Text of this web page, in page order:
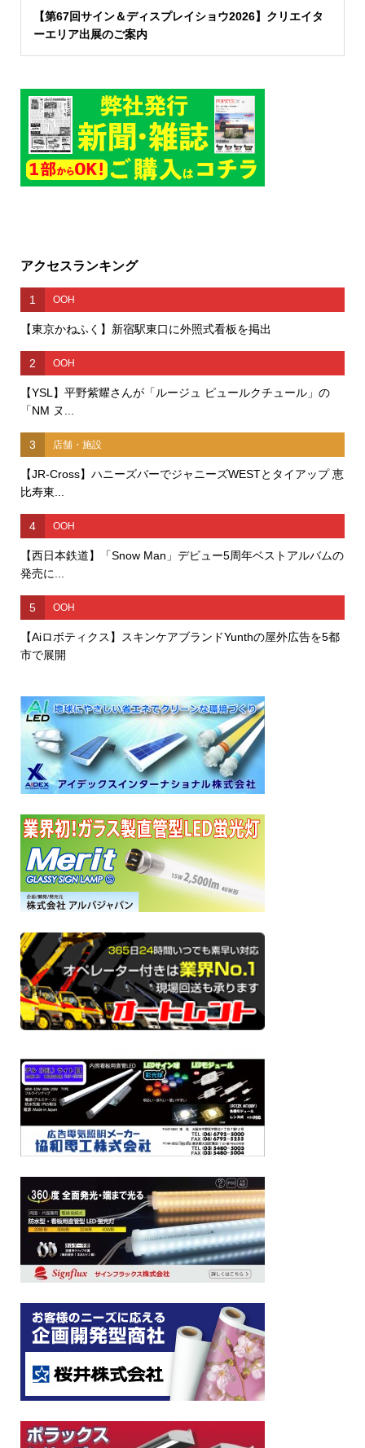
【第67回サイン＆ディスプレイショウ2026】クリエイタ
ーエリア出展のご案内
アクセスランキング
1 OOH
【東京かねふく】新宿駅東口に外照式看板を掲出
2 OOH
【YSL】平野紫耀さんが「ルージュ ピュールクチュール」の
「NM ヌ...
3 店舗・施設
【JR-Cross】ハニーズバーでジャニーズWESTとタイアップ 恵
比寿東...
4 OOH
【西日本鉄道】「Snow Man」デビュー5周年ベストアルバムの
発売に...
5 OOH
【Aiロボティクス】スキンケアブランドYunthの屋外広告を5都
市で展開